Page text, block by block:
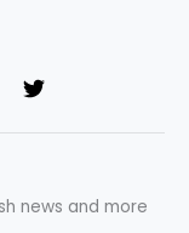
news and more!